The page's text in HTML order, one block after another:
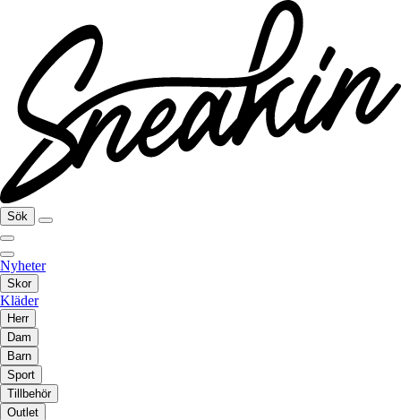
Sök
Nyheter
Skor
Kläder
Herr
Dam
Barn
Sport
Tillbehör
Outlet